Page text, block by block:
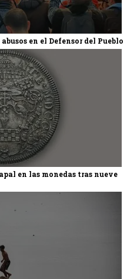
en el Defensor del Pueblo
en las monedas tras nueve